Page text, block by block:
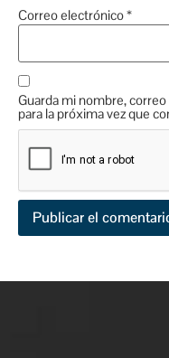
Correo electrónico*
Guarda mi nombre,
para la próxima vez que